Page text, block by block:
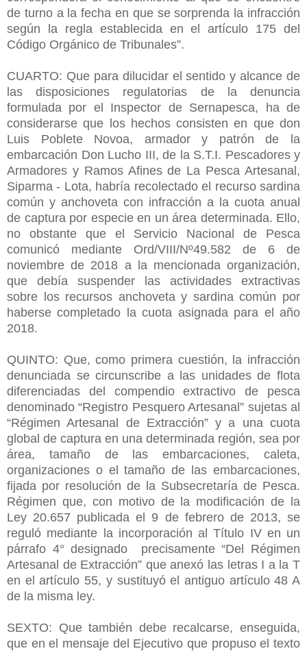
de turno a la fecha en que se sorprenda la infracción
según la regla establecida en el artículo 175 del
Código Orgánico de Tribunales”.
CUARTO: Que para dilucidar el sentido y alcance de
las disposiciones regulatorias de la denuncia
formulada por el Inspector de Sernapesca, ha de
considerarse que los hechos consisten en que don
Luis Poblete Novoa, armador y patrón de la
embarcación Don Lucho III, de la S.T.I. Pescadores y
Armadores y Ramos Afines de La Pesca Artesanal,
Siparma - Lota, habría recolectado el recurso sardina
común y anchoveta con infracción a la cuota anual
de captura por especie en un área determinada. Ello,
no obstante que el Servicio Nacional de Pesca
comunicó mediante Ord/VIII/Nº49.582 de 6 de
noviembre de 2018 a la mencionada organización,
que debía suspender las actividades extractivas
sobre los recursos anchoveta y sardina común por
haberse completado la cuota asignada para el año
2018.
QUINTO: Que, como primera cuestión, la infracción
denunciada se circunscribe a las unidades de flota
diferenciadas del compendio extractivo de pesca
denominado “Registro Pesquero Artesanal” sujetas al
“Régimen Artesanal de Extracción” y a una cuota
global de captura en una determinada región, sea por
área, tamaño de las embarcaciones, caleta,
organizaciones o el tamaño de las embarcaciones,
fijada por resolución de la Subsecretaría de Pesca.
Régimen que, con motivo de la modificación de la
Ley 20.657 publicada el 9 de febrero de 2013, se
reguló mediante la incorporación al Título IV en un
párrafo 4° designado precisamente “Del Régimen
Artesanal de Extracción” que anexó las letras I a la T
en el artículo 55, y sustituyó el antiguo artículo 48 A
de la misma ley.
SEXTO: Que también debe recalcarse, enseguida,
que en el mensaje del Ejecutivo que propuso el texto